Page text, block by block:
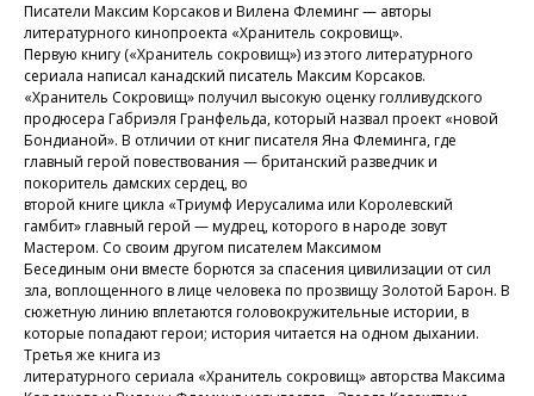
Писатели Максим Корсаков и Вилена Флеминг — авторы
литературного кинопроекта «Хранитель сокровищ».
Первую книгу («Хранитель сокровищ») из этого литературного
сериала написал канадский писатель Максим Корсаков.
«Хранитель Сокровищ» получил высокую оценку голливудского
продюсера Габриэля Гранфельда, который назвал проект «новой
Бондианой». В отличии от книг писателя Яна Флеминга, где
главный герой повествования — британский разведчик и
покоритель дамских сердец, во
второй книге цикла «Триумф Иерусалима или Королевский
гамбит» главный герой — мудрец, которого в народе зовут
Мастером. Со своим другом писателем Максимом
Бесединым они вместе борются за спасения цивилизации от сил
зла, воплощенного в лице человека по прозвищу Золотой Барон. В
сюжетную линию вплетаются головокружительные истории, в
которые попадают герои; история читается на одном дыхании.
Третья же книга из
литературного сериала «Хранитель сокровищ» авторства Максима